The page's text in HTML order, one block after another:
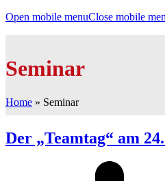
Open mobile menuClose mobile
Seminar
Home » Seminar
Der „Teamtag“ am